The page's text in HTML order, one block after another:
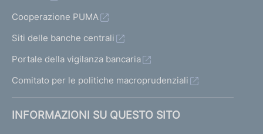
Cooperazione PUMA
Siti delle banche centrali
Portale della vigilanza bancaria
Comitato per le politiche macroprudenziali
INFORMAZIONI SU QUESTO SITO